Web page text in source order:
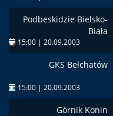
Podbeskidzie Bielsko-
Biała
15:00 | 20.09.2003
GKS Bełchatów
15:00 | 20.09.2003
Górnik Konin